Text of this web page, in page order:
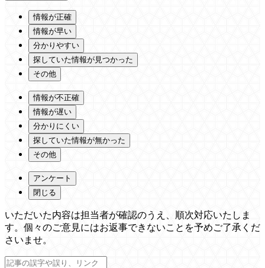
情報が正確
情報が早い
分かりやすい
探していた情報が見つかった
その他
情報が不正確
情報が遅い
分かりにくい
探していた情報が無かった
その他
アンケート
閉じる
いただいた内容は担当者が確認のうえ、順次対応いたしま
す。個々のご意見にはお返事できないことを予めご了承くだ
さいませ。